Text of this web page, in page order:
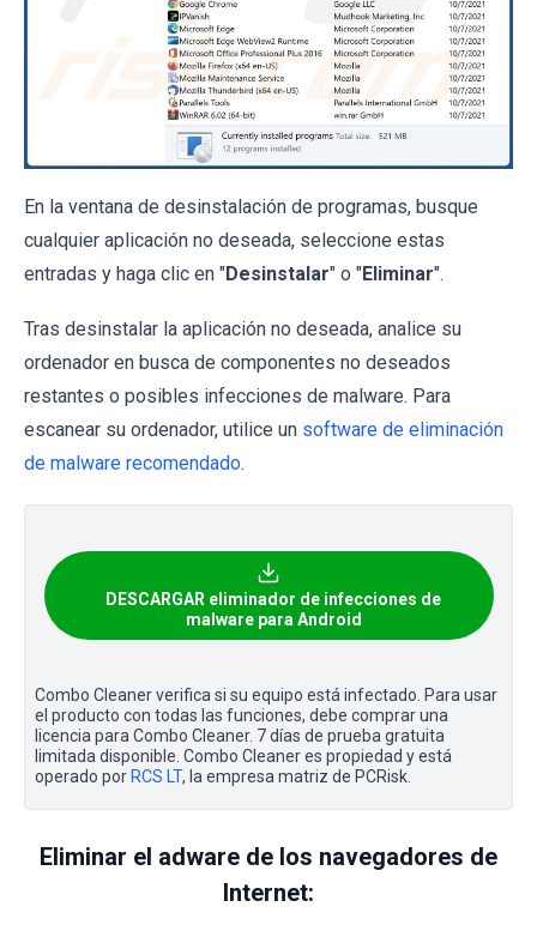
En la ventana de desinstalación de programas, busque
cualquier aplicación no deseada, seleccione estas
entradas y haga clic en "Desinstalar" o "Eliminar".
Tras desinstalar la aplicación no deseada, analice su
ordenador en busca de componentes no deseados
restantes o posibles infecciones de malware. Para
escanear su ordenador, utilice un software de eliminación
de malware recomendado.
DESCARGAR eliminador de infecciones de
malware para Android
Combo Cleaner verifica si su equipo está infectado. Para usar
el producto con todas las funciones, debe comprar una
licencia para Combo Cleaner. 7 días de prueba gratuita
limitada disponible. Combo Cleaner es propiedad y está
operado porRCS LT, la empresa matriz de PCRisk.
Eliminar el adware de los navegadores de
Internet: